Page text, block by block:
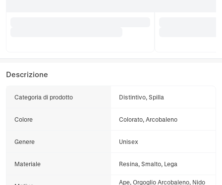
Descrizione
Categoria di prodotto Distintivo, Spilla
Colore Colorato, Arcobaleno
Genere Unisex
Materiale Resina, Smalto, Lega
Ape, Orgoglio Arcobaleno, Nido